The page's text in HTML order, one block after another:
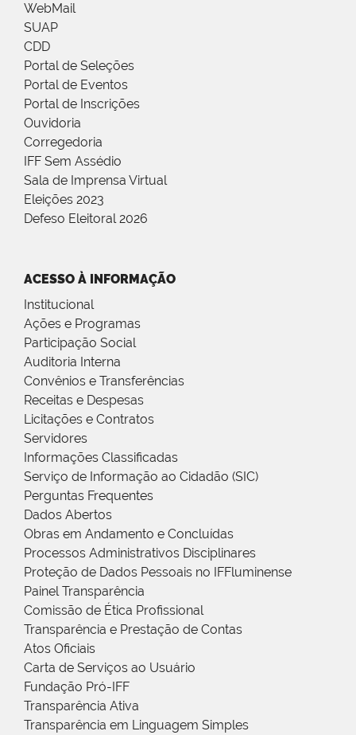
WebMail
SUAP
CDD
Portal de Seleções
Portal de Eventos
Portal de Inscrições
Ouvidoria
Corregedoria
IFF Sem Assédio
Sala de Imprensa Virtual
Eleições 2023
Defeso Eleitoral 2026
ACESSO À INFORMAÇÃO
Institucional
Ações e Programas
Participação Social
Auditoria Interna
Convênios e Transferências
Receitas e Despesas
Licitações e Contratos
Servidores
Informações Classificadas
Serviço de Informação ao Cidadão (SIC)
Perguntas Frequentes
Dados Abertos
Obras em Andamento e Concluídas
Processos Administrativos Disciplinares
Proteção de Dados Pessoais no IFFluminense
Painel Transparência
Comissão de Ética Profissional
Transparência e Prestação de Contas
Atos Oficiais
Carta de Serviços ao Usuário
Fundação Pró-IFF
Transparência Ativa
Transparência em Linguagem Simples